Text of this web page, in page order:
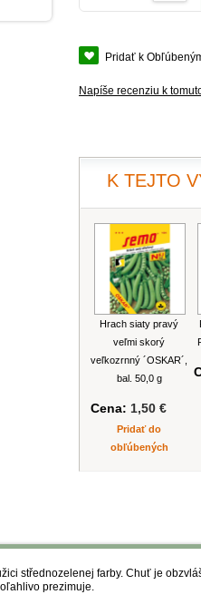
Pridať k
Napíše recenziu k
K TEJTO
Hrach siaty pravý
veľmi skorý
veľkozrnný ´OSKAR´,
bal. 50,0 g
Cena: 1,50 €
Pridať do
obľúbených
střednozelenej farby. Chuť je
prezimuje.